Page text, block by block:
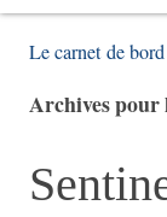
Le carnet de
Archives